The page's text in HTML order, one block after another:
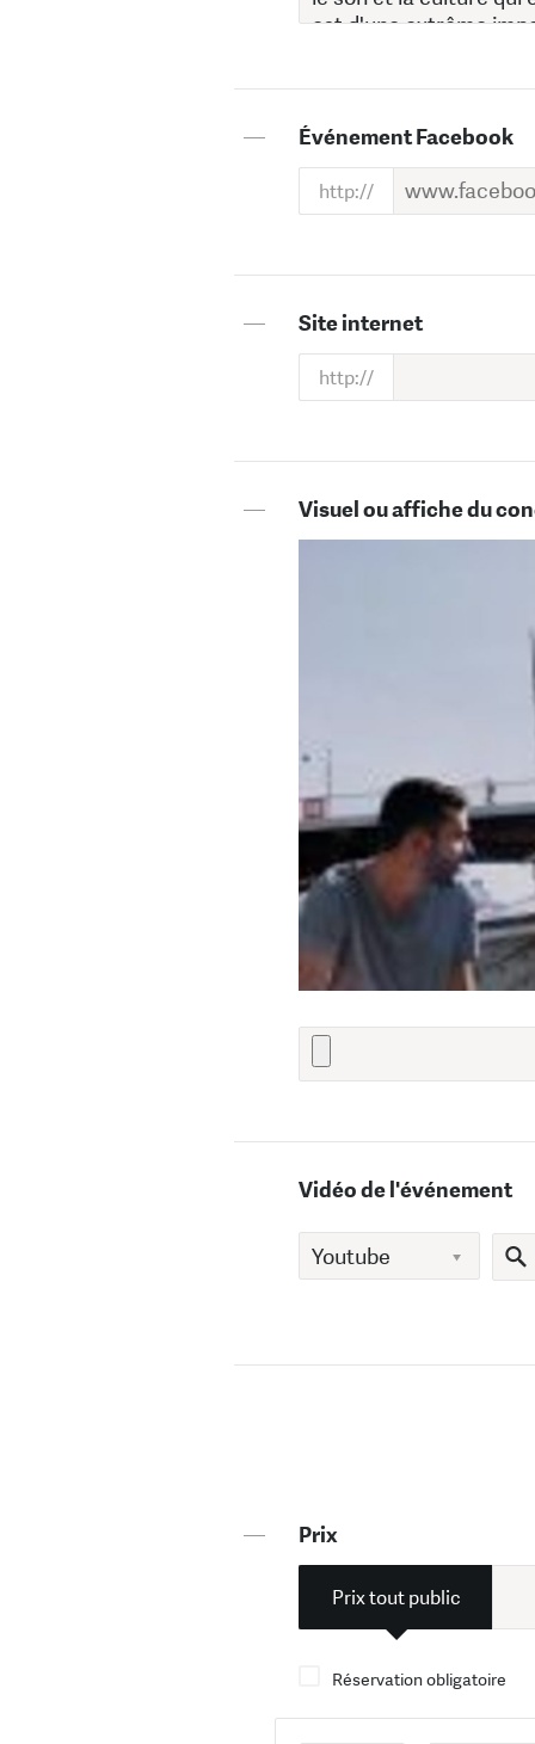
— Événement Facebook
— Site internet
— Visuel ou affiche du
Vidéo de l'événement
— Prix
Prix tout public
Réservation obligatoire